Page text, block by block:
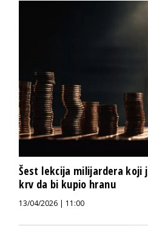
Šest lekcija milijardera koji
krv da bi kupio hranu
13/04/2026 | 11:00